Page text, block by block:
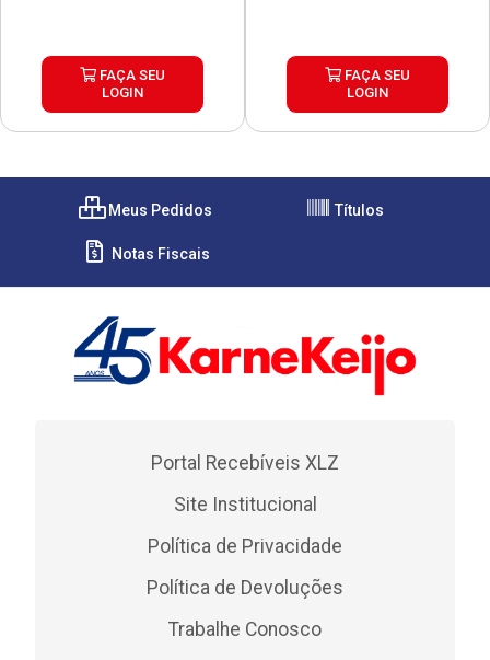
FAÇA SEU
LOGIN
FAÇA SEU
LOGIN
Meus Pedidos Títulos
Notas Fiscais
Portal Recebíveis XLZ
Site Institucional
Política de Privacidade
Política de Devoluções
Trabalhe Conosco